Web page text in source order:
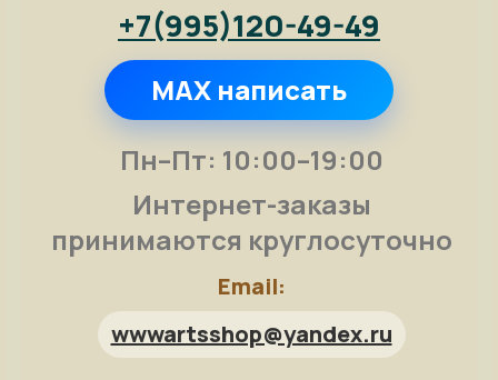
+7(995)120-49-49
MAX написать
Пн–Пт: 10:00–19:00
Интернет-заказы
принимаются круглосуточно
Email:
wwwartsshop@yandex.ru